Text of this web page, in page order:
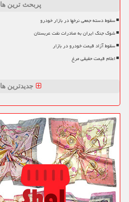
پربحث ترین ها
سقوط دسته جمعی نرخها در بازار خودرو
شوک جنگ ایران به صادرات نفت عربستان
سقوط آزاد قیمت خودرو در بازار
اعلام قیمت حقیقی مرغ
جدیدترین ها